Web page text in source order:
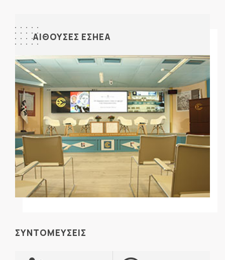
ΑΙΘΟΥΣΕΣ ΕΣΗΕΑ
ΣΥΝΤΟΜΕΥΣΕΙΣ